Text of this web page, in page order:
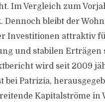
Im Vergleich zum
Dennoch bleibt der
Investitionen attraktiv
und stabilen Erträgen
wird seit 2009
bei Patrizia,
Kapitalströme